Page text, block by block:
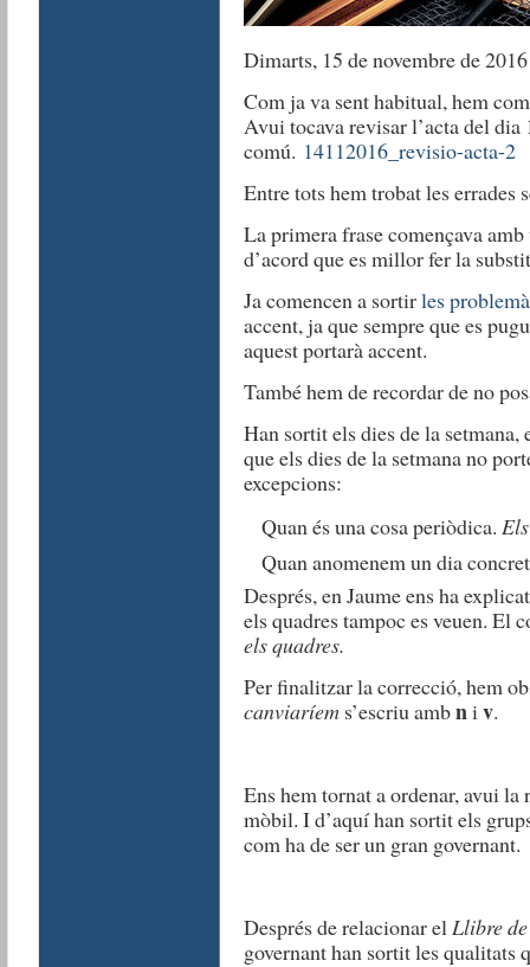
Dimarts, 15 de novembre de 2016
Com ja va sent habitual, hem
Avui tocava revisar l’acta del dia
comú. 14112016_revisio-acta-2
Entre tots hem trobat les errades
La primera frase començava
d’acord que es millor fer la
Ja comencen a sortirles
accent, ja que sempre que es
aquest portarà accent.
També hem de recordar de no
Han sortit els dies de la setmana,
que els dies de la setmana no
excepcions:
Quan és una cosa periòdica.
Quan anomenem un dia
Després, en Jaume ens ha
els quadres tampoc es veuen. El
els quadres.
Per finalitzar la correcció, hem
canviaríems’escriu ambni v.
Ens hem tornat a ordenar, avui
mòbil. I d’aquí han sortit els
com ha de ser un gran governant.
Després de relacionar el Llibre
governant han sortit les qualitats